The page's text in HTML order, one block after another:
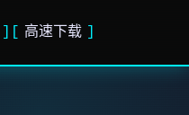
高速下载